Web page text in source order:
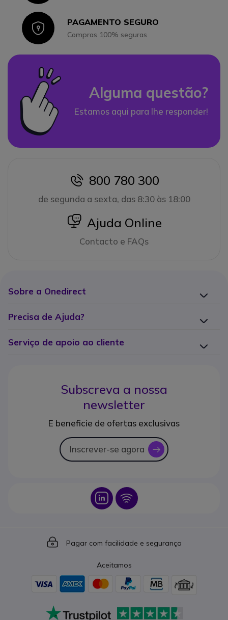
IconPAGAMENTO SEGURO
Compras 100% seguras
Alguma questão?
Estamos aqui para lhe responder!
icon
800 780 300
de segunda a sexta, das 8:30 às 18:00
icon
Ajuda Online
Contacto e FAQs
Sobre a Onedirect
Precisa de Ajuda?
Serviço de apoio ao cliente
Subscreva a nossa
newsletter
E beneficie de ofertas exclusivas
Inscrever-se agora icon
Icon Icon
Icon
Pagar com facilidade e segurança
Aceitamos